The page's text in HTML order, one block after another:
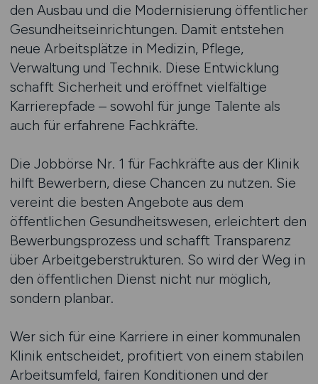
den Ausbau und die Modernisierung öffentlicher
Gesundheitseinrichtungen. Damit entstehen
neue Arbeitsplätze in Medizin, Pflege,
Verwaltung und Technik. Diese Entwicklung
schafft Sicherheit und eröffnet vielfältige
Karrierepfade – sowohl für junge Talente als
auch für erfahrene Fachkräfte.
Die Jobbörse Nr. 1 für Fachkräfte aus der Klinik
hilft Bewerbern, diese Chancen zu nutzen. Sie
vereint die besten Angebote aus dem
öffentlichen Gesundheitswesen, erleichtert den
Bewerbungsprozess und schafft Transparenz
über Arbeitgeberstrukturen. So wird der Weg in
den öffentlichen Dienst nicht nur möglich,
sondern planbar.
Wer sich für eine Karriere in einer kommunalen
Klinik entscheidet, profitiert von einem stabilen
Arbeitsumfeld, fairen Konditionen und der